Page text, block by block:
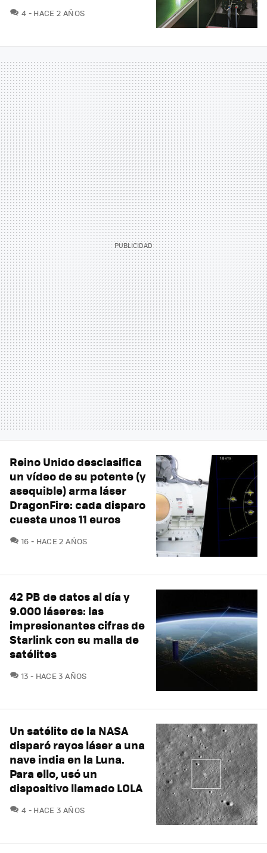
4 COMENTARIOS
HACE 2 AÑOS
Reino Unido desclasifica
un vídeo de su potente (y
asequible) arma láser
DragonFire: cada disparo
cuesta unos 11 euros
16 COMENTARIOS
HACE 2 AÑOS
42 PB de datos al día y
9.000 láseres: las
impresionantes cifras de
Starlink con su malla de
satélites
13 COMENTARIOS
HACE 3 AÑOS
Un satélite de la NASA
disparó rayos láser a una
nave india en la Luna.
Para ello, usó un
dispositivo llamado LOLA
4 COMENTARIOS
HACE 3 AÑOS